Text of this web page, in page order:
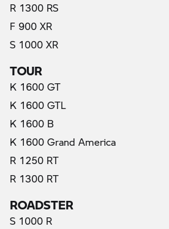
R 1300 RS
F 900 XR
S 1000 XR
TOUR
K 1600 GT
K 1600 GTL
K 1600 B
K 1600 Grand America
R 1250 RT
R 1300 RT
ROADSTER
S 1000 R